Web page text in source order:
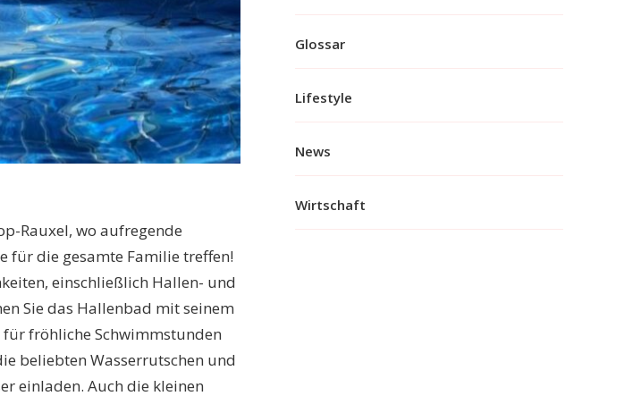
Rauxel, wo aufregende
für die gesamte Familie treffen!
einschließlich Hallen- und
Sie das Hallenbad mit seinem
fröhliche Schwimmstunden
beliebten Wasserrutschen und
einladen. Auch die kleinen
Glossar
Lifestyle
News
Wirtschaft